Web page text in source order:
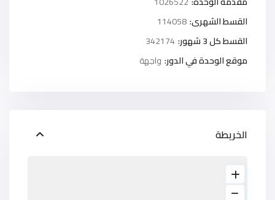
القسط الشهرى:114058
القسط كل 3 شهور:
342174
موقع الوحدة في الدور: واجهة
الخريطة